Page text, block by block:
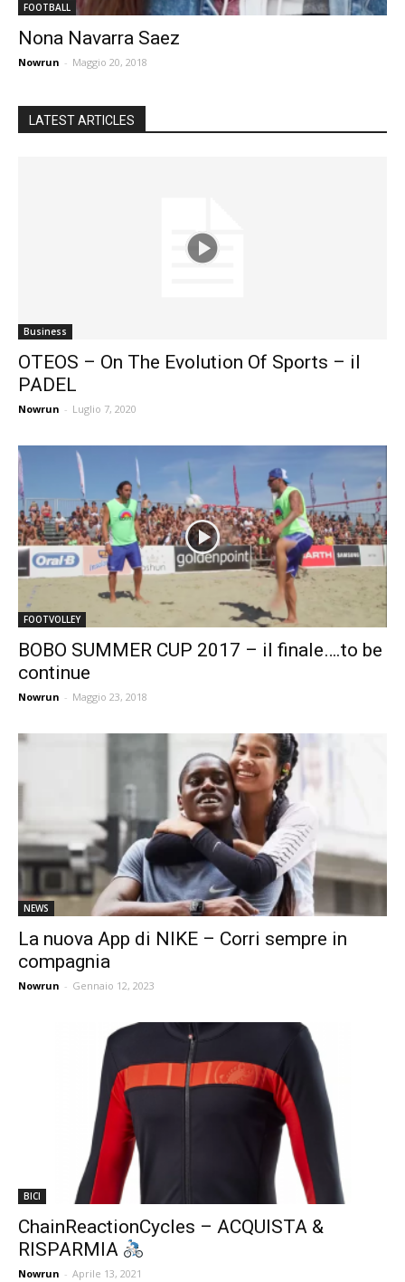
FOOTBALL
Nona Navarra Saez
Nowrun - Maggio 20, 2018
LATEST ARTICLES
Business
OTEOS – On The Evolution Of Sports – il
PADEL
Nowrun - Luglio 7, 2020
FOOTVOLLEY
BOBO SUMMER CUP 2017 – il finale….to be
continue
Nowrun - Maggio 23, 2018
NEWS
La nuova App di NIKE – Corri sempre in
compagnia
Nowrun - Gennaio 12, 2023
BICI
ChainReactionCycles – ACQUISTA &
RISPARMIA
Nowrun - Aprile 13, 2021